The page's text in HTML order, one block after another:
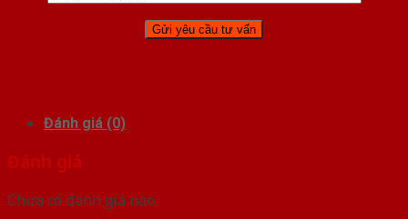
Đánh giá (0)
Đánh giá
Chưa có đánh giá nào.